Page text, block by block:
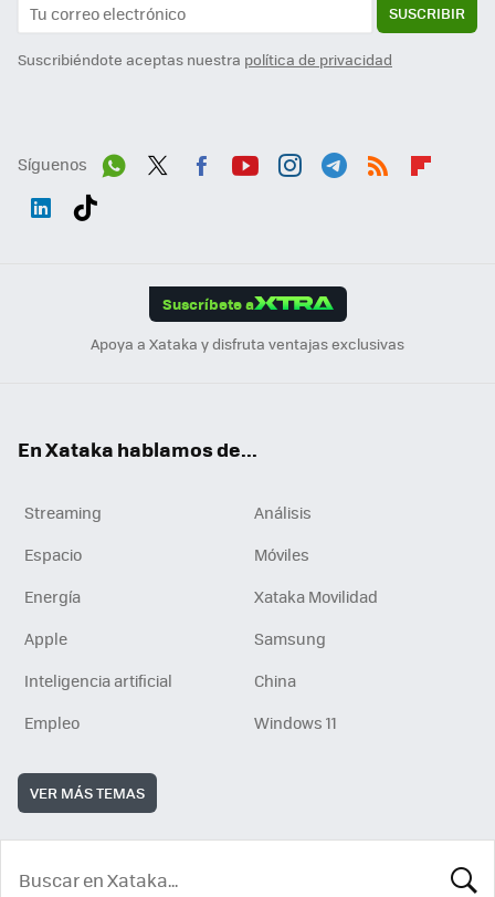
SUSCRIBIR
Suscribiéndote aceptas nuestra política de privacidad
Síguenos
Suscríbete a
Apoya a Xataka y disfruta ventajas exclusivas
En Xataka hablamos de...
Streaming
Análisis
Espacio
Móviles
Energía
Xataka Movilidad
Apple
Samsung
Inteligencia artificial
China
Empleo
Windows 11
VER MÁS TEMAS